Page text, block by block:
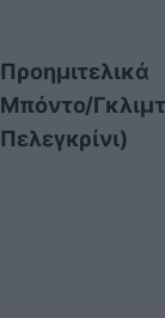
Προημιτελικά
Μπόντο/
Πελεγκρίνι)